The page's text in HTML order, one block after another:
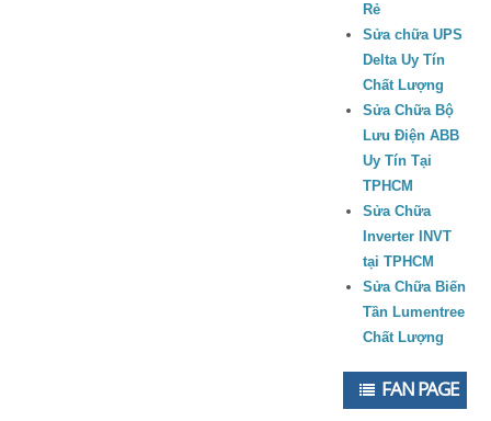
Rẻ
Sửa chữa UPS
Delta Uy Tín
Chất Lượng
Sửa Chữa Bộ
Lưu Điện ABB
Uy Tín Tại
TPHCM
Sửa Chữa
Inverter INVT
tại TPHCM
Sửa Chữa Biến
Tần Lumentree
Chất Lượng
FAN PAGE